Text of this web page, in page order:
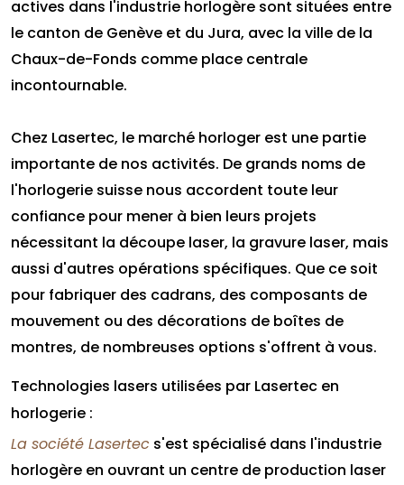
actives dans l'industrie horlogère sont situées entre
le canton de Genève et du Jura, avec la ville de la
Chaux-de-Fonds comme place centrale
incontournable.
Chez Lasertec, le marché horloger est une partie
importante de nos activités. De grands noms de
l'horlogerie suisse nous accordent toute leur
confiance pour mener à bien leurs projets
nécessitant la découpe laser, la gravure laser, mais
aussi d'autres opérations spécifiques. Que ce soit
pour fabriquer des cadrans, des composants de
mouvement ou des décorations de boîtes de
montres, de nombreuses options s'offrent à vous.
Technologies lasers utilisées par Lasertec en
horlogerie :
La société Lasertec s'est spécialisé dans l'industrie
horlogère en ouvrant un centre de production laser